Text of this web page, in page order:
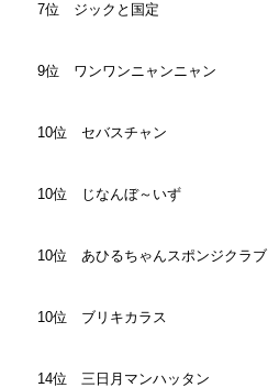
7位 ジックと国定
9位 ワンワンニャンニャン
10位 セバスチャン
10位 じなんぼ～いず
10位 あひるちゃんスポンジクラブ
10位 ブリキカラス
14位 三日月マンハッタン